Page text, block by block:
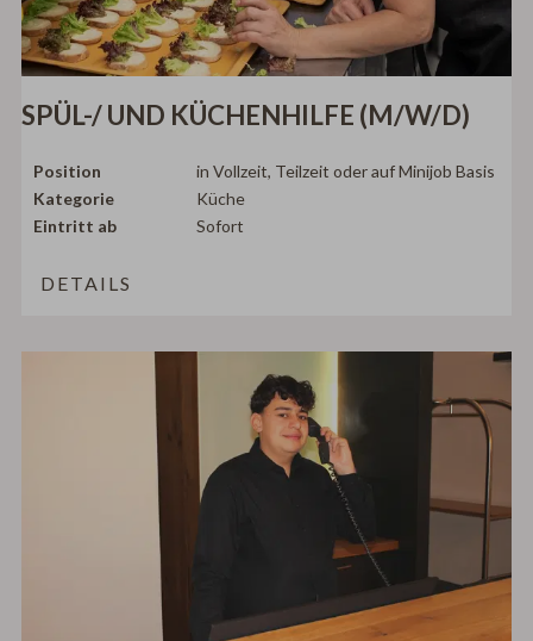
SPÜL-/ UND KÜCHENHILFE (M/W/D)
Position
in Vollzeit, Teilzeit oder auf Minijob Basis
Kategorie
Küche
Eintritt ab
Sofort
DETAILS